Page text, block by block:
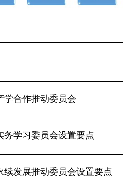
学合作推动委员会
务学习委员会设置要点
发展推动委员会设置要点